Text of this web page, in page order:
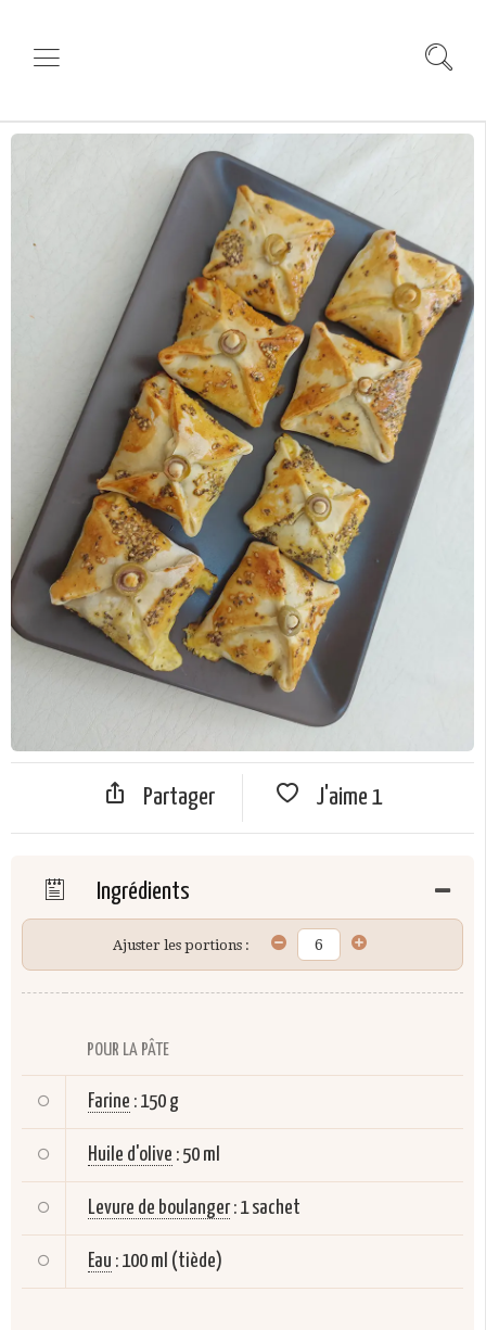
Partager J'aime 1
Ingrédients
Ajuster les portions :
POUR LA PÂTE
Farine : 150 g
Huile d'olive : 50 ml
Levure de boulanger : 1 sachet
Eau : 100 ml (tiède)